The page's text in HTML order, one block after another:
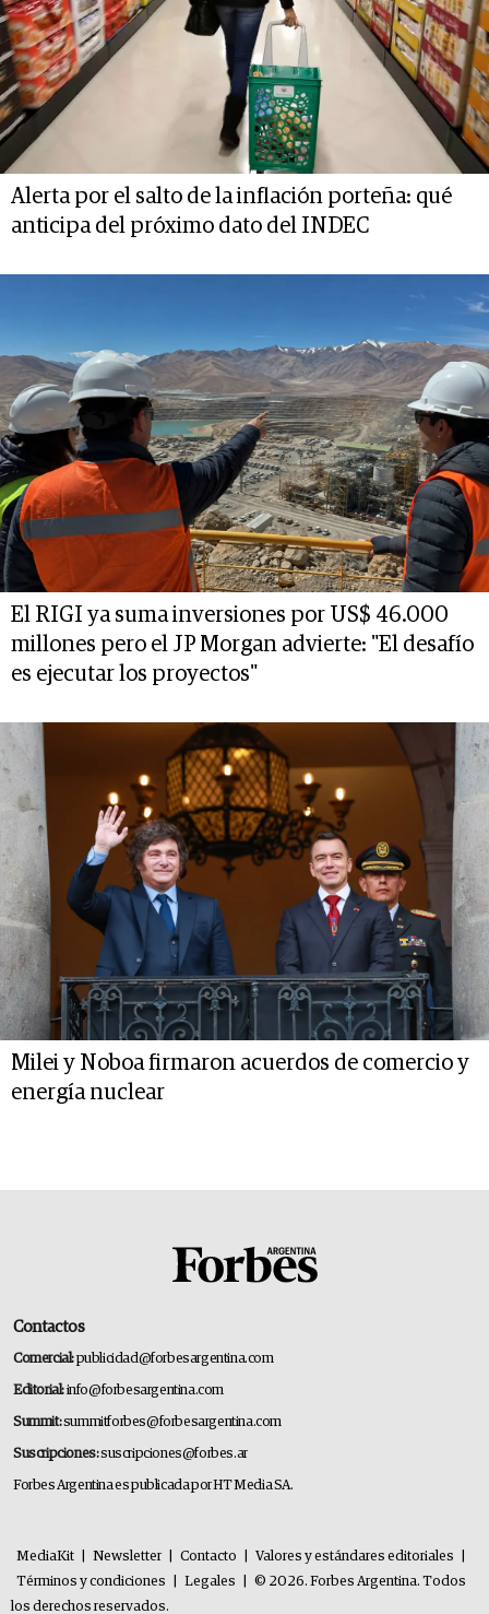
Alerta por el salto de la inflación porteña: qué
anticipa del próximo dato del INDEC
El RIGI ya suma inversiones por US$ 46.000
millones pero el JP Morgan advierte: "El desafío
es ejecutar los proyectos"
Milei y Noboa firmaron acuerdos de comercio y
energía nuclear
Contactos
Comercial:publicidad@forbesargentina.com
Editorial:info@forbesargentina.com
Summit:summitforbes@forbesargentina.com
Suscripciones:suscripciones@forbes.ar
Forbes Argentina es publicada por HT Media SA.
MediaKit Newsletter Contacto Valores y estándares editoriales
Términos y condiciones
Legales
© 2026. Forbes Argentina. Todos
los derechos reservados.